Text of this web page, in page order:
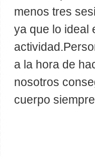
menos tres
ya que lo ideal
a la hora de
nosotros
cuerpo